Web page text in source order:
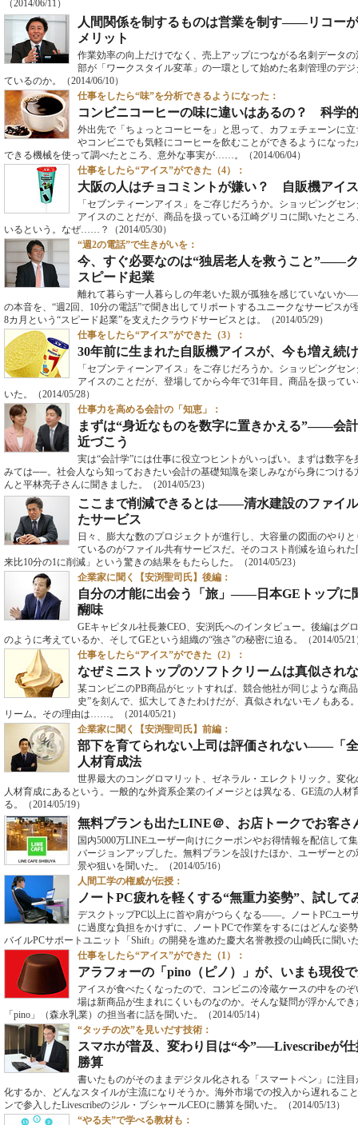
（2014/06/11）
人間関係を制するものは営業を制す――リコー
メリット
作業効率の向上だけでなく、売上アップにつながる名刺デー
部が「ワークスタイル変革」の一環として始めた名刺管理のデ
ているのか。
（2014/06/10）
仕事をしたら“味”を分析できるようになった：
コンビニコーヒーの味に違いはあるの？ 科学
外出先で「ちょっとコーヒーを」と思って、カフェチェーンに
やコンビニでも気軽にコーヒーを飲むことができるようになっ
できる機械を使って調べたところ、意外な事実が……。
（2014/06/04）
仕事をしたら“アイス”ができた（4）：
大阪の人はチョコミントが嫌い？ 自販機アイ
「セブンティーンアイス」をご存じだろうか。ショッピングセ
アイスのことだが、商品を扱っている江崎グリコに聞いたとこ
いるという。なぜ……？
（2014/05/30）
“週2の電話”で生きがいを：
今、すぐ必要なのは“独居老人を救うこと”――
スピード起業
離れて暮らす一人暮らしの年老いた親が孤独を感じていないか
の本音を、“週2回、10分の電話”で聞き出してリポートするユニークなサービス
8カ月という“スピード起業”を支えたクラウドサービスとは。
（2014/05/29）
仕事をしたら“アイス”ができた（3）：
30年前に生まれた自販機アイスが、今も増え続
「セブンティーンアイス」をご存じだろうか。ショッピングセ
アイスのことだが、登場してから今年で31年目。商品を扱って
いた。
（2014/05/28）
仕事力を高める会計の「知恵」：
まずは“身近なものを数字に置きかえる”――会
近づこう
実は“会計学”には仕事に役立つヒントがいっぱい。まずは数字
みては──。社会人なら知っておきたい会計の基礎知識を楽しみながら身につけ
んと平林亮子さんに聞きました。
（2014/05/23）
ここまで削減できるとは――清水建設のファイ
たサービス
日々、膨大な数のプロジェクトが進行し、大容量の図面のやり
ているのがファイル共有サービスだ。そのコスト削減を迫られ
来比10分の1に削減」という驚きの結果をもたらした。
（2014/05/23）
企業家に聞く【安渕聖司氏】後編：
自分の才能に出会う「旅」――日本GEトップに
醐味
GEキャピタル社長兼CEO、安渕氏へのインタビュー。後編はグ
のように考えているか、そしてGEという組織の“強さ”の秘密に迫る。
（2014/05/
仕事をしたら“アイス”ができた（2）：
なぜミニストップのソフトクリームは真似され
某コンビニのPB商品がヒットすれば、競合他社が同じような
史”を刻んで、拡大してきたわけだが、真似されないモノもある
リーム。その理由は……。
（2014/05/21）
企業家に聞く【安渕聖司氏】前編：
部下を育てられない上司は評価されない――「
人材育成法
世界最大のコングロマリット、ゼネラル・エレクトリック。変
人材育成にあるという。一般的な外資系企業のイメージとは異なる、GE流の人
る。
（2014/05/19）
無料プランも出たLINE＠、お店トークでお客さ
国内5000万LINEユーザー向けにクーポンやお得情報を配信し
バージョンアップした。無料プランを設けたほか、ユーザーと
景や狙いを聞いた。
（2014/05/16）
人間工学の権威が伝授：
ノートPC疲れを軽くする“無重力姿勢”、試して
デスクトップPC以上に首や肩がつらくなる――。ノートPCユー
に過度な負担をかけずに、ノートPCで作業をするにはどんな姿
バイルPCサポートユニット「Shift」の開発を進めた慶大名誉教授の山崎氏に聞い
仕事をしたら“アイス”ができた（1）：
アラフォーの「pino（ピノ）」が、いまも現役
アイスが食べたくなったので、コンビニの冷蔵ケースの中をの
場は新商品が生まれにくいものなのか。そんな疑問が浮かんで
「pino」（森永乳業）の担当者に話を聞いた。
（2014/05/14）
“タッチの次”を見いだす技術：
スマホが普及、変わり目は“今”──Livescribeが
勝算
書いたものがそのままデジタル化される「スマートペン」に注
化するか、どんなスタイルが主流になりそうか。海外市場での投入から遅れるこ
ンで参入したLivescribeのジル・ブシャールCEOに勝算を聞いた。
（2014/05/13）
“やる夫”で学べる教材も：